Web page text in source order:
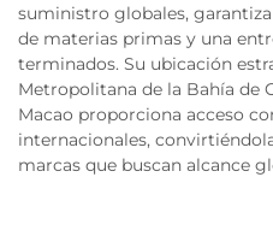
suministro globales,
de materias primas y una
terminados. Su ubicación
Metropolitana de la Bahía de
Macao proporciona acceso
internacionales,
marcas que buscan alcance